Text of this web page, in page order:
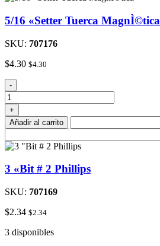
5/16 «Setter Tuerca MagnÌ©tica
SKU: 707176
$4.30 $4.30
5/16
"Setter
Tuerca
MagnÌ©tica
cantidad
-
+
Añadir al carrito
3 «Bit # 2 Phillips
SKU: 707169
$2.34 $2.34
3 disponibles